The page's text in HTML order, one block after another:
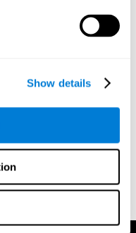
Show details
們能夠訓練和提高我們預
憶力和各種其他基本認
建完整的大腦訓練方案，
力相關的認知過程的關
用。 您所需要的只是每
獲取。 這些練習有趣且
課程結束後，您都會看到